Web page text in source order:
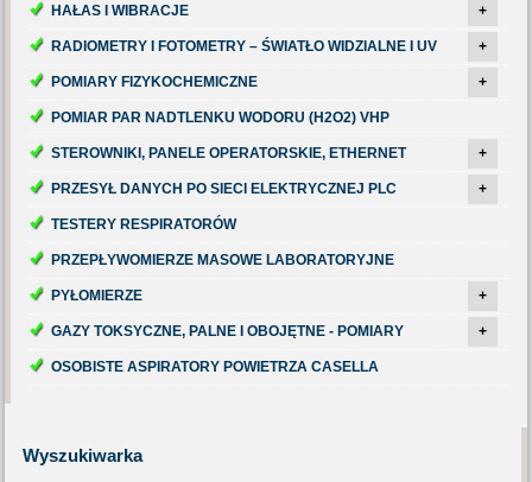
HAŁAS I WIBRACJE +
RADIOMETRY I FOTOMETRY – ŚWIATŁO WIDZIALNE I UV +
POMIARY FIZYKOCHEMICZNE +
POMIAR PAR NADTLENKU WODORU (H2O2) VHP
STEROWNIKI, PANELE OPERATORSKIE, ETHERNET +
PRZESYŁ DANYCH PO SIECI ELEKTRYCZNEJ PLC +
TESTERY RESPIRATORÓW
PRZEPŁYWOMIERZE MASOWE LABORATORYJNE
PYŁOMIERZE +
GAZY TOKSYCZNE, PALNE I OBOJĘTNE - POMIARY +
OSOBISTE ASPIRATORY POWIETRZA CASELLA
Wyszukiwarka